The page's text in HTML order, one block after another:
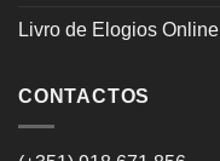
Livro de Elogios Online
CONTACTOS